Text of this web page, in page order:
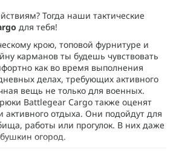
Тогда наши тактические
для тебя!
крою, топовой фурнитуре и
карманов ты будешь чувствовать
как во время выполнения
делах, требующих активного
вещь не только для военных.
Battlegear Cargo также оценят
активного отдыха. Они подойдут для
работы или прогулок. В них даже
огород.
ткани